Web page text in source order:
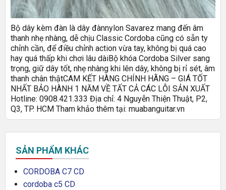
Bộ dây kèm đàn là dây đànnylon Savarez mang đến âm
thanh nhẹ nhàng, dễ chịu Classic Cordoba cũng có sẵn ty
chỉnh cần, để điều chỉnh action vừa tay, không bị quá cao
hay quá thấp khi chơi lâu dàiBộ khóa Cordoba Silver sang
trọng, giữ dây tốt, nhẹ nhàng khi lên dây, không bị rỉ sét, âm
thanh chân thậtCAM KẾT HÀNG CHÍNH HÃNG – GIÁ TỐT
NHẤT BẢO HÀNH 1 NĂM VỀ TẤT CẢ CÁC LỖI SẢN XUẤT
Hotline: 0908.421.333 Địa chỉ: 4 Nguyễn Thiện Thuật, P2,
Q3, TP. HCM Tham khảo thêm tại: muabanguitar.vn
SẢN PHẨM KHÁC
CORDOBA C7 CD
cordoba c5 CD